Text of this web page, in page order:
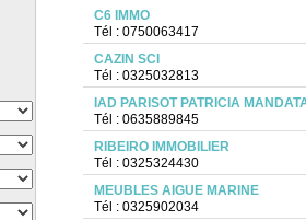
C6 IMMO
Tél : 0750063417
CAZIN SCI
Tél : 0325032813
IAD PARISOT PATRICIA
Tél : 0635889845
RIBEIRO IMMOBILIER
Tél : 0325324430
MEUBLES AIGUE MARINE
Tél : 0325902034